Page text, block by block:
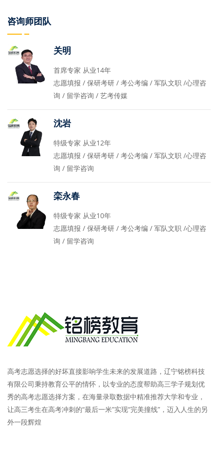
咨询师团队
关明
首席专家 从业14年
志愿填报 / 保研考研 / 考公考编 / 军队文职 /心理咨
询 / 留学咨询 / 艺考传媒
沈岩
特级专家 从业12年
志愿填报 / 保研考研 / 考公考编 / 军队文职 /心理咨
询 / 留学咨询
栾永春
特级专家 从业10年
志愿填报 / 保研考研 / 考公考编 / 军队文职 /心理咨
询 / 留学咨询
高考志愿选择的好坏直接影响学生未来的发展道路，辽宁铭榜科技
有限公司秉持教育公平的情怀，以专业的态度帮助高三学子规划优
秀的高考志愿选择方案，在海量录取数据中精准推荐大学和专业，
让高三考生在高考冲刺的“最后一米”实现“完美撞线”，迈入人生的另
外一段辉煌